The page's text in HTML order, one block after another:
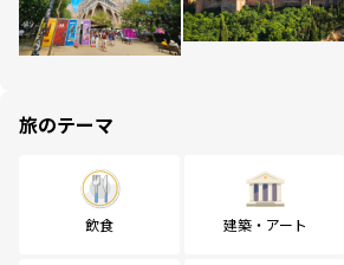
旅のテーマ
飲食 建築・アート